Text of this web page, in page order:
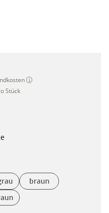
500x100cm hellgrau"
Stück
braun